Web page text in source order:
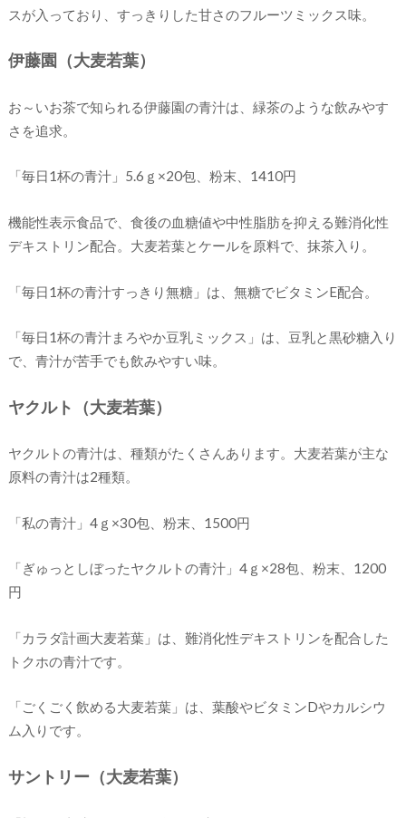
スが入っており、すっきりした甘さのフルーツミックス味。
伊藤園（大麦若葉）
お～いお茶で知られる伊藤園の青汁は、緑茶のような飲みやす
さを追求。
「毎日1杯の青汁」5.6ｇ×20包、粉末、1410円
機能性表示食品で、食後の血糖値や中性脂肪を抑える難消化性
デキストリン配合。大麦若葉とケールを原料で、抹茶入り。
「毎日1杯の青汁すっきり無糖」は、無糖でビタミンE配合。
「毎日1杯の青汁まろやか豆乳ミックス」は、豆乳と黒砂糖入り
で、青汁が苦手でも飲みやすい味。
ヤクルト（大麦若葉）
ヤクルトの青汁は、種類がたくさんあります。大麦若葉が主な
原料の青汁は2種類。
「私の青汁」4ｇ×30包、粉末、1500円
「ぎゅっとしぼったヤクルトの青汁」4ｇ×28包、粉末、1200
円
「カラダ計画大麦若葉」は、難消化性デキストリンを配合した
トクホの青汁です。
「ごくごく飲める大麦若葉」は、葉酸やビタミンDやカルシウ
ム入りです。
サントリー（大麦若葉）